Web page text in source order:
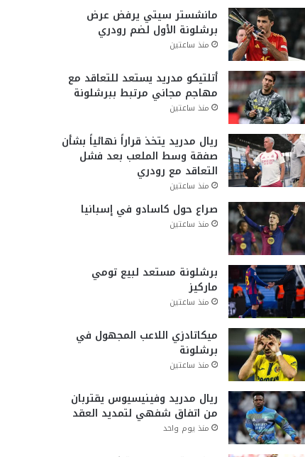
مانشستر سيتي يرفض عرض
برشلونة الأول لضم رودري
منذ ساعتين
أتلتيكو مدريد يستعد للتعاقد مع
مهاجم مجاني مرتبط ببرشلونة
منذ ساعتين
ريال مدريد يتخذ قراراً نهائياً بشأن
صفقة وسط الملعب بعد فشل
التعاقد مع رودري
منذ ساعتين
صراع حول كاسادو في إسبانيا
منذ ساعتين
برشلونة مستعد لبيع تومي
ماركيز
منذ ساعتين
ميكاتادزي اللاعب المجهول في
برشلونة
منذ ساعتين
ريال مدريد وفينيسيوس يقتربان
من اتفاق شفهي لتمديد العقد
منذ يوم واحد